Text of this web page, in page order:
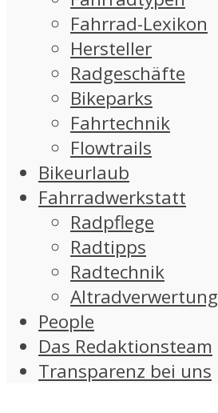
Fahrrad-Lexikon
Hersteller
Radgeschäfte
Bikeparks
Fahrtechnik
Flowtrails
Bikeurlaub
Fahrradwerkstatt
Radpflege
Radtipps
Radtechnik
Altradverwertung
People
Das Redaktionsteam
Transparenz bei uns